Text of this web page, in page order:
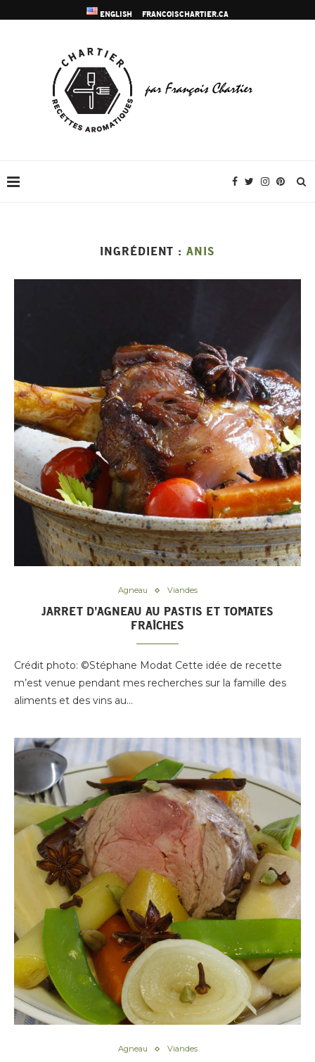
ENGLISH FRANCOISCHARTIER.CA
INGRÉDIENT : ANIS
Agneau Viandes
JARRET D’AGNEAU AU PASTIS ET TOMATES
FRAÎCHES
Crédit photo: ©Stéphane Modat Cette idée de recette
m’est venue pendant mes recherches sur la famille des
aliments et des vins au…
Agneau Viandes